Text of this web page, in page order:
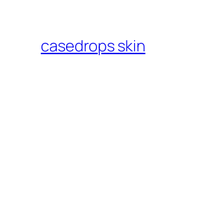
содержимому
casedrops skin